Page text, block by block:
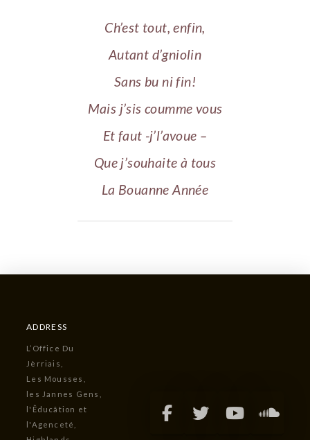
Ch’est tout, enfin,
Autant d’gniolin
Sans bu ni fin!
Mais j’sis coumme vous
Et faut -j’l’avoue –
Que j’souhaite à tous
La Bouanne Année
ADDRESS
L’Office Du
Jèrriais,
Les Mousses,
les Jannes Gens,
l'Êducâtion et
l'Agenceté,